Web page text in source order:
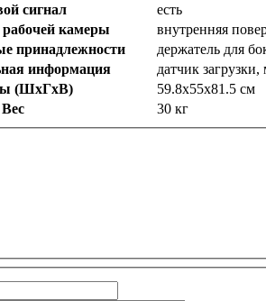
сигнал
есть
рабочей камеры
внутренняя
принадлежности
держатель для
информация
датчик
(ШхГхВ)
59.8x55x81.5 см
Вес
30 кг